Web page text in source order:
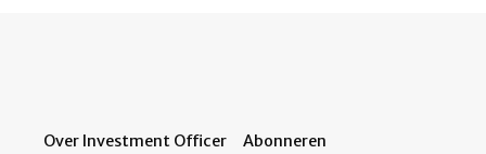
Over Investment Officer Abonneren